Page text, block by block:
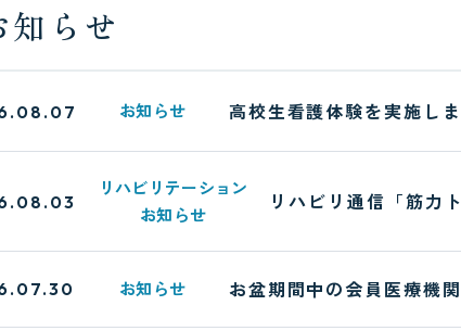
広報
知らせ
お知らせ 高校生看護体験を実施しま
リハビリテーション
お知らせ
リハビリ通信「筋力
お知らせ お盆期間中の会員医療機